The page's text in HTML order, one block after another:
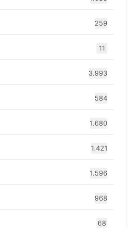
259
11
3.993
584
1.680
1.421
1.596
968
68